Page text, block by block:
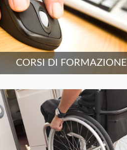
CORSI DI FORMAZIONE